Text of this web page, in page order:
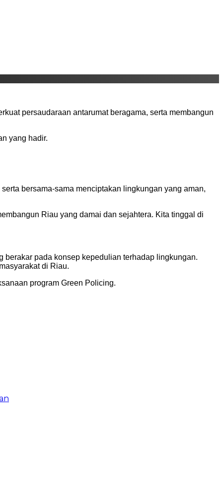
persaudaraan antarumat beragama, serta membangun
yang hadir.
bersama-sama menciptakan lingkungan yang aman,
Riau yang damai dan sejahtera. Kita tinggal di
pada konsep kepedulian terhadap lingkungan.
di Riau.
program Green Policing.